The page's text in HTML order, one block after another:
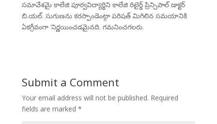
సమావేశమై కాలేజి పూర్వవిద్యార్థిని కాలేజి రిటైర్డ్ ప్రిన్సిపాల్ డాక్టర్
బి.యల్. సుగుణను కరస్పాండెంట్గా పరిషత్ మిగిలిన సమయానికి
ఏకగ్రీవంగా ‘నిర్ణయించడమైనది. గమనించగలరు.
Submit a Comment
Your email address will not be published. Required
fields are marked *